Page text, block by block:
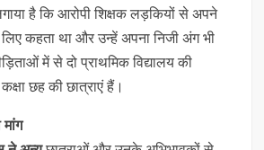
है कि आरोपी शिक्षक लड़कियों से अपने
कहता था और उन्हें अपना निजी अंग भी
में से दो प्राथमिक विद्यालय की
छह की छात्राएं हैं।